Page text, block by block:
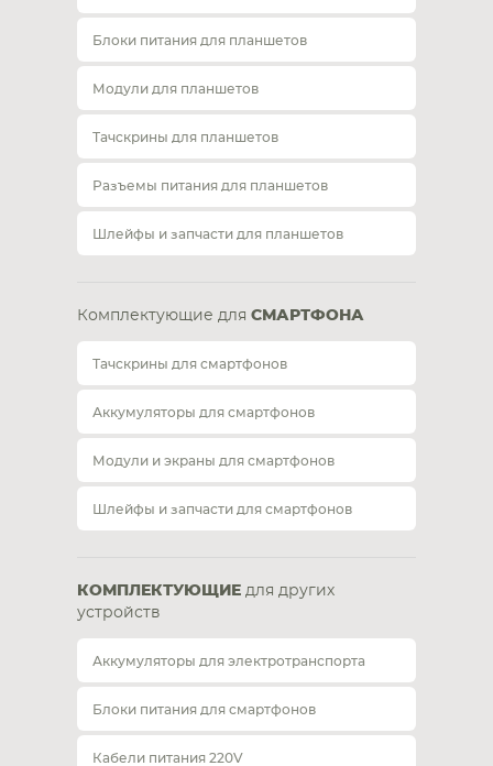
Блоки питания для планшетов
Модули для планшетов
Тачскрины для планшетов
Разъемы питания для планшетов
Шлейфы и запчасти для планшетов
Комплектующие для СМАРТФОНА
Тачскрины для смартфонов
Аккумуляторы для смартфонов
Модули и экраны для смартфонов
Шлейфы и запчасти для смартфонов
КОМПЛЕКТУЮЩИЕ для других
устройств
Аккумуляторы для электротранспорта
Блоки питания для смартфонов
Кабели питания 220V